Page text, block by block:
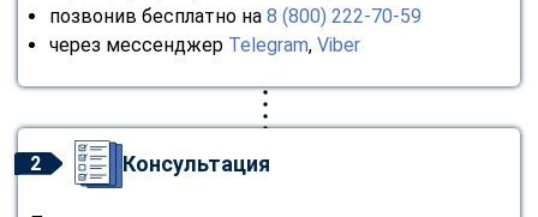
позвонив бесплатно на 8 (800) 222-70-59
через мессенджер Telegram, Viber
2 Консультация